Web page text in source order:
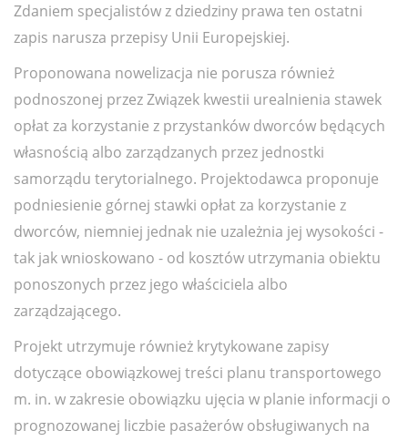
Zdaniem specjalistów z dziedziny prawa ten ostatni
zapis narusza przepisy Unii Europejskiej.
Proponowana nowelizacja nie porusza również
podnoszonej przez Związek kwestii urealnienia stawek
opłat za korzystanie z przystanków dworców będących
własnością albo zarządzanych przez jednostki
samorządu terytorialnego. Projektodawca proponuje
podniesienie górnej stawki opłat za korzystanie z
dworców, niemniej jednak nie uzależnia jej wysokości -
tak jak wnioskowano - od kosztów utrzymania obiektu
ponoszonych przez jego właściciela albo
zarządzającego.
Projekt utrzymuje również krytykowane zapisy
dotyczące obowiązkowej treści planu transportowego
m. in. w zakresie obowiązku ujęcia w planie informacji o
prognozowanej liczbie pasażerów obsługiwanych na